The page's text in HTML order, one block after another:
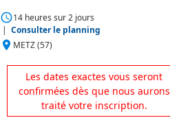
access_time14 heuressur2 jours
| Consulter le planning
place METZ (57)
Les dates exactes vous seront
confirmées dès que nous aurons
traité votre inscription.